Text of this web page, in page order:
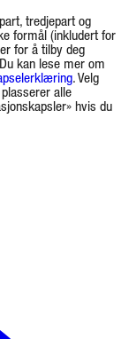
tredjepart og
formål (inkludert for
for å tilby deg
kan lese mer om
. Velg
alle
hvis du